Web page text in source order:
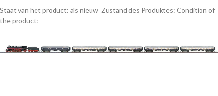
Staat van het product: als nieuw Zustand des Produktes: Condition of
the product: